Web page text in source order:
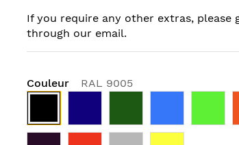
If you require any other extras, please
through our email.
Couleur RAL 9005